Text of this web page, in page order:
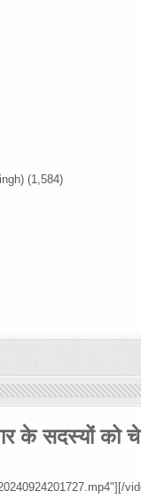
(1,584)
के सदस्यों को